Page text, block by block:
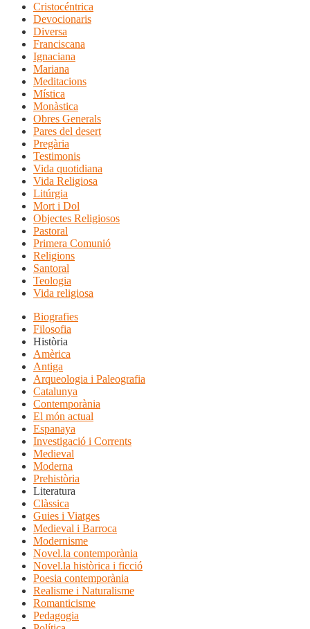
Cristocéntrica
Devocionaris
Diversa
Franciscana
Ignaciana
Mariana
Meditacions
Mística
Monàstica
Obres Generals
Pares del desert
Pregària
Testimonis
Vida quotidiana
Vida Religiosa
Litúrgia
Mort i Dol
Objectes Religiosos
Pastoral
Primera Comunió
Religions
Santoral
Teologia
Vida religiosa
Biografies
Filosofia
Història
Amèrica
Antiga
Arqueologia i Paleografia
Catalunya
Contemporània
El món actual
Espanaya
Investigació i Corrents
Medieval
Moderna
Prehistòria
Literatura
Clàssica
Guies i Viatges
Medieval i Barroca
Modernisme
Novel.la contemporània
Novel.la històrica i ficció
Poesia contemporània
Realisme i Naturalisme
Romanticisme
Pedagogia